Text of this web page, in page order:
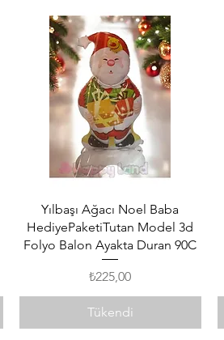
Hızlı Bakış
Yılbaşı Ağacı Noel Baba
HediyePaketiTutan Model 3d
Folyo Balon Ayakta Duran 90C
Fiyat
₺225,00
Tükendi